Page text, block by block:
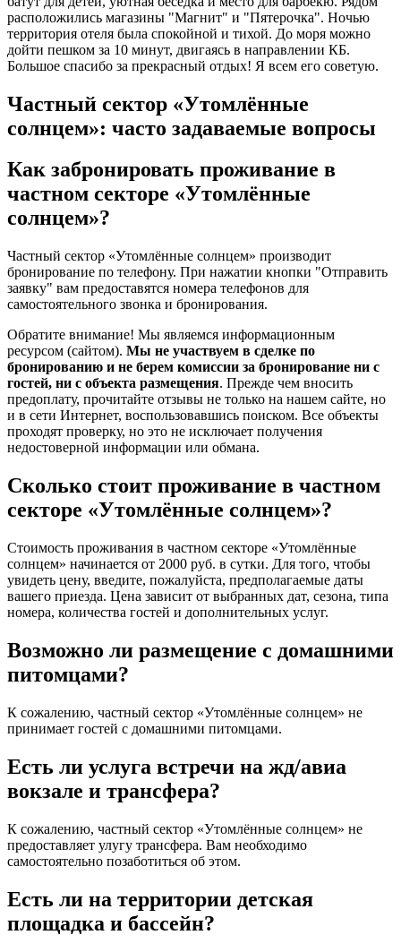
расположились магазины "Магнит" и "Пятерочка". Ночью
территория отеля была спокойной и тихой. До моря можно
дойти пешком за 10 минут, двигаясь в направлении КБ.
Большое спасибо за прекрасный отдых! Я всем его советую.
Частный сектор «Утомлённые
солнцем»: часто задаваемые вопросы
Как забронировать проживание в
частном секторе «Утомлённые
солнцем»?
Частный сектор «Утомлённые солнцем» производит
бронирование по телефону. При нажатии кнопки "Отправить
заявку" вам предоставятся номера телефонов для
самостоятельного звонка и бронирования.
Обратите внимание! Мы являемся информационным
ресурсом (сайтом). Мы не участвуем в сделке по
бронированию и не берем комиссии за бронирование ни с
гостей, ни с объекта размещения. Прежде чем вносить
предоплату, прочитайте отзывы не только на нашем сайте, но
и в сети Интернет, воспользовавшись поиском. Все объекты
проходят проверку, но это не исключает получения
недостоверной информации или обмана.
Сколько стоит проживание в частном
секторе «Утомлённые солнцем»?
Стоимость проживания в частном секторе «Утомлённые
солнцем» начинается от 2000 руб. в сутки. Для того, чтобы
увидеть цену, введите, пожалуйста, предполагаемые даты
вашего приезда. Цена зависит от выбранных дат, сезона, типа
номера, количества гостей и дополнительных услуг.
Возможно ли размещение с домашними
питомцами?
К сожалению, частный сектор «Утомлённые солнцем» не
принимает гостей с домашними питомцами.
Есть ли услуга встречи на жд/авиа
вокзале и трансфера?
К сожалению, частный сектор «Утомлённые солнцем» не
предоставляет улугу трансфера. Вам необходимо
самостоятельно позаботиться об этом.
Есть ли на территории детская
площадка и бассейн?